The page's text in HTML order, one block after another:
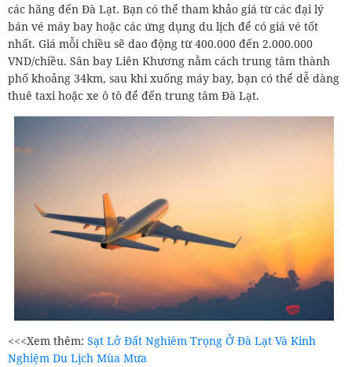
các hãng đến Đà Lạt. Bạn có thể tham khảo giá từ các đại lý
bán vé máy bay hoặc các ứng dụng du lịch để có giá vé tốt
nhất. Giá mỗi chiều sẽ dao động từ 400.000 đến 2.000.000
VND/chiều. Sân bay Liên Khương nằm cách trung tâm thành
phố khoảng 34km, sau khi xuống máy bay, bạn có thể dễ dàng
thuê taxi hoặc xe ô tô để đến trung tâm Đà Lạt.
<<<Xem thêm: Sạt Lở Đất Nghiêm Trọng Ở Đà Lạt Và Kinh
Nghiệm Du Lịch Mùa Mưa